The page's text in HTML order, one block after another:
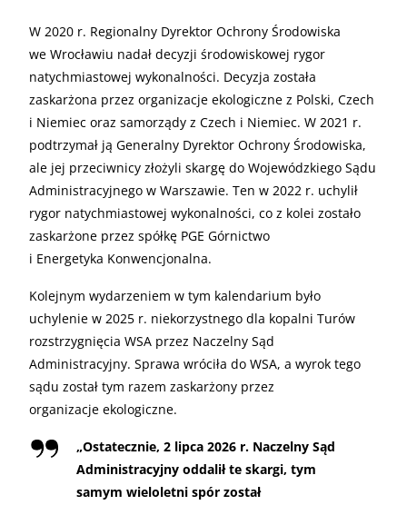
W 2020 r. Regionalny Dyrektor Ochrony Środowiska
we Wrocławiu nadał decyzji środowiskowej rygor
natychmiastowej wykonalności. Decyzja została
zaskarżona przez organizacje ekologiczne z Polski, Czech
i Niemiec oraz samorządy z Czech i Niemiec. W 2021 r.
podtrzymał ją Generalny Dyrektor Ochrony Środowiska,
ale jej przeciwnicy złożyli skargę do Wojewódzkiego Sądu
Administracyjnego w Warszawie. Ten w 2022 r. uchylił
rygor natychmiastowej wykonalności, co z kolei zostało
zaskarżone przez spółkę PGE Górnictwo
i Energetyka Konwencjonalna.
Kolejnym wydarzeniem w tym kalendarium było
uchylenie w 2025 r. niekorzystnego dla kopalni Turów
rozstrzygnięcia WSA przez Naczelny Sąd
Administracyjny. Sprawa wróciła do WSA, a wyrok tego
sądu został tym razem zaskarżony przez
organizacje ekologiczne.
„Ostatecznie, 2 lipca 2026 r. Naczelny Sąd
Administracyjny oddalił te skargi, tym
samym wieloletni spór został